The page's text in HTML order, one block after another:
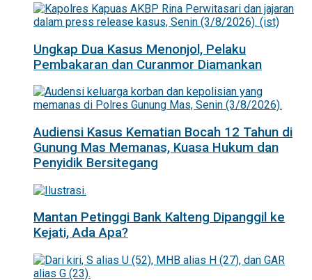
Ungkap Dua Kasus Menonjol, Pelaku
Pembakaran dan Curanmor Diamankan
Audiensi Kasus Kematian Bocah 12 Tahun di
Gunung Mas Memanas, Kuasa Hukum dan
Penyidik Bersitegang
Mantan Petinggi Bank Kalteng Dipanggil ke
Kejati, Ada Apa?